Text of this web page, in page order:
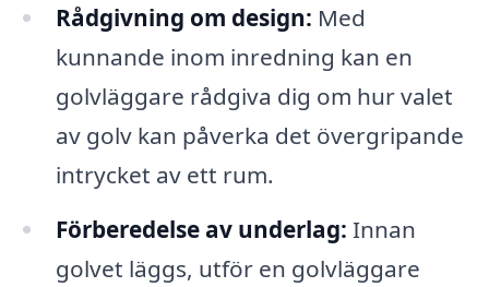
Rådgivning om design: Med
kunnande inom inredning kan en
golvläggare rådgiva dig om hur valet
av golv kan påverka det övergripande
intrycket av ett rum.
Förberedelse av underlag: Innan
golvet läggs, utför en golvläggare